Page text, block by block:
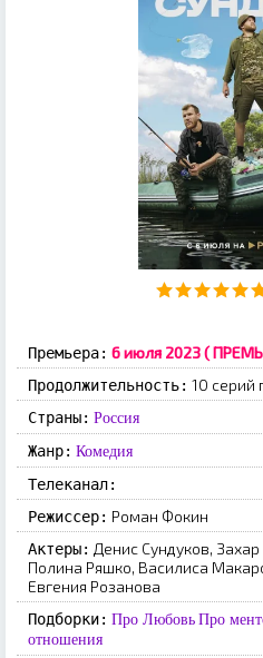
Премьера: 6 июля 2023 (
Продолжительность: 10 серий
Страны: Россия
Жанр: Комедия
Телеканал:
Режиссер: Роман Фокин
Актеры: Денис Сундуков,
Полина Ряшко, Василиса
Евгения Розанова
Подборки: Про Любовь Про
отношения